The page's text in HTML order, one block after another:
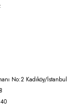
No:2 Kadıköy/İstanbul